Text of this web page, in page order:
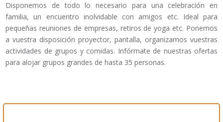
Disponemos de todo lo necesario para una celebración en
familia, un encuentro inolvidable con amigos etc. Ideal para
pequeñas reuniones de empresas, retiros de yoga etc. Ponemos
a vuestra disposición proyector, pantalla, organizamos vuestras
actividades de grupos y comidas. Infórmate de nuestras ofertas
para alojar grupos grandes de hasta 35 personas.